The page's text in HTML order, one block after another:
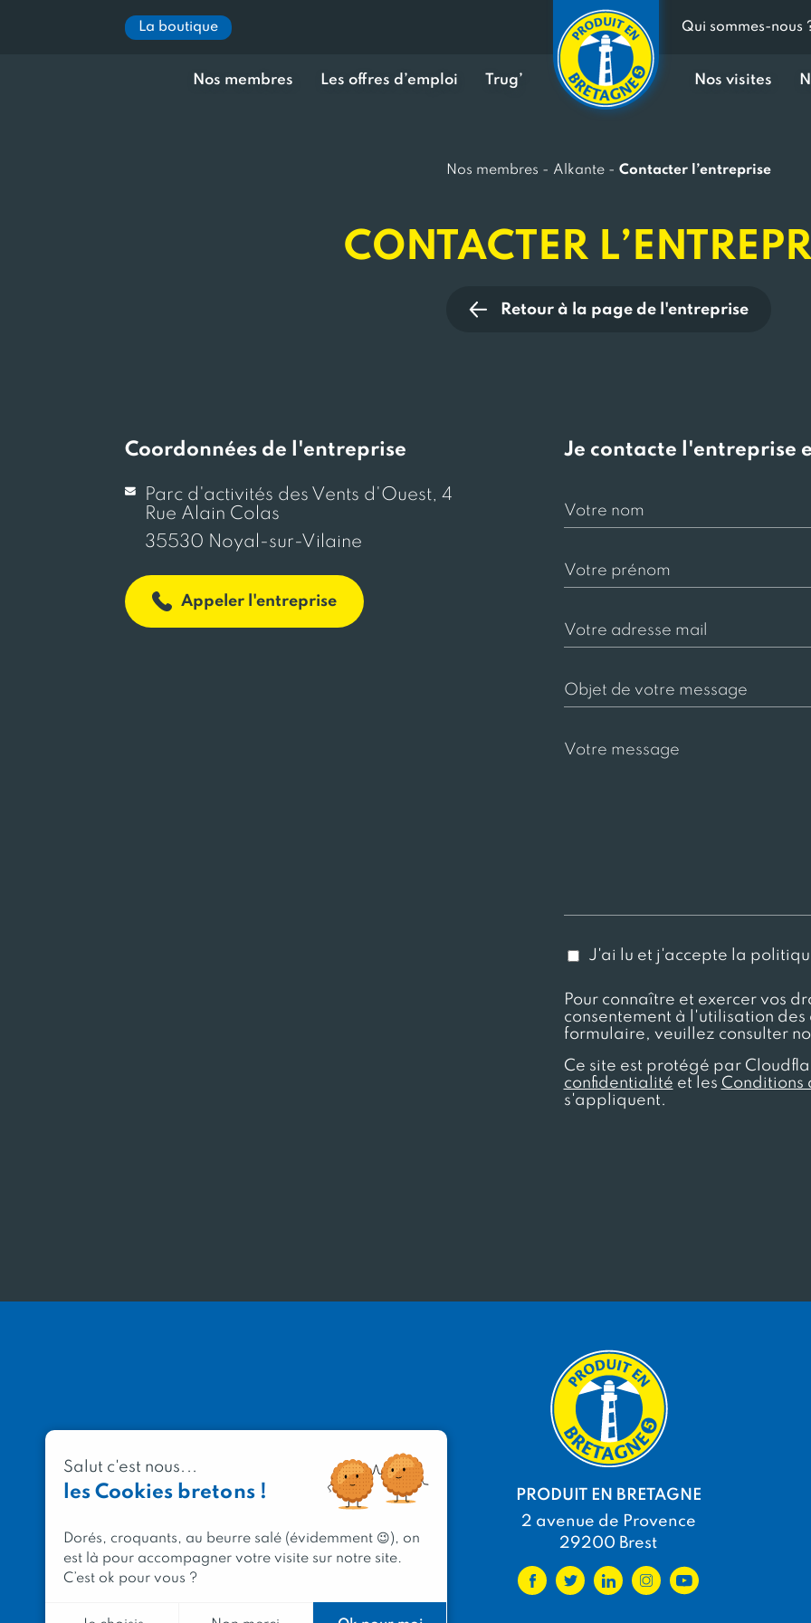
La boutique Qui sommes-nous
Nos membres Les offres d’emploi Trug’ Nos visites
Nos membres - Alkante- Contacter l’entreprise
CONTACTER
Retour à la page de l'entreprise
Coordonnées de l'entreprise
Parc d'activités des Vents d'Ouest, 4
Rue Alain Colas
35530 Noyal-sur-Vilaine
Appeler l'entreprise
Je contacte l'entreprise
J'ai lu et j'accepte la
Pour connaître et exercer vos
consentement à l'utilisation
formulaire, veuillez consulter
Ce site est protégé par
confidentialité et les Conditions
s'appliquent.
PRODUIT EN BRETAGNE
2 avenue de Provence
29200 Brest
Salut c'est nous...
les Cookies bretons !
Dorés, croquants, au beurre salé (évidemment 😉), on
est là pour accompagner votre visite sur notre site.
C’est ok pour vous ?